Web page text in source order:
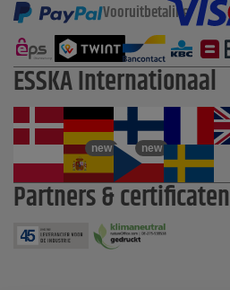
Vooruitbetaling
ESSKA Internationaal
new new
Partners & certificaten